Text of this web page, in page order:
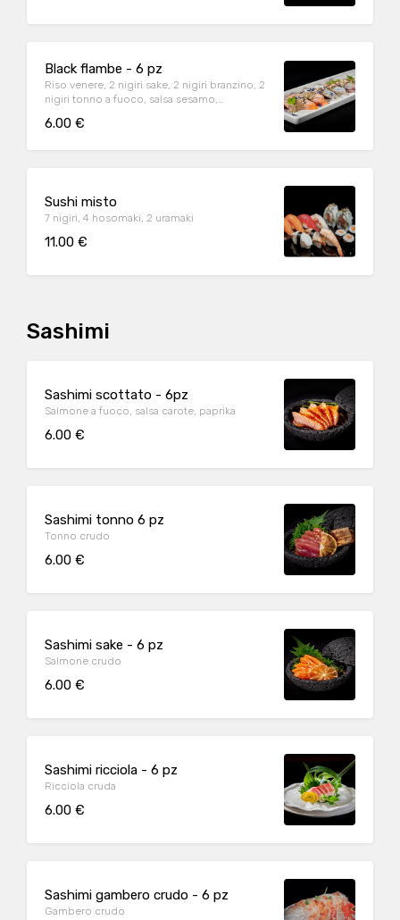
Black flambe - 6 pz
Riso venere, 2 nigiri sake, 2 nigiri branzino, 2
nigiri tonno a fuoco, salsa sesamo,
6.00 €
Sushi misto
7 nigiri, 4 hosomaki, 2 uramaki
11.00 €
Sashimi
Sashimi scottato - 6pz
Salmone a fuoco, salsa carote, paprika
6.00 €
Sashimi tonno 6 pz
Tonno crudo
6.00 €
Sashimi sake - 6 pz
Salmone crudo
6.00 €
Sashimi ricciola - 6 pz
Ricciola cruda
6.00 €
Sashimi gambero crudo - 6 pz
Gambero crudo